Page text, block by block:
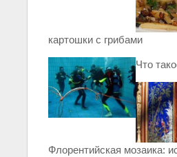
картошки с грибами
Что
Флорентийская мозаика: